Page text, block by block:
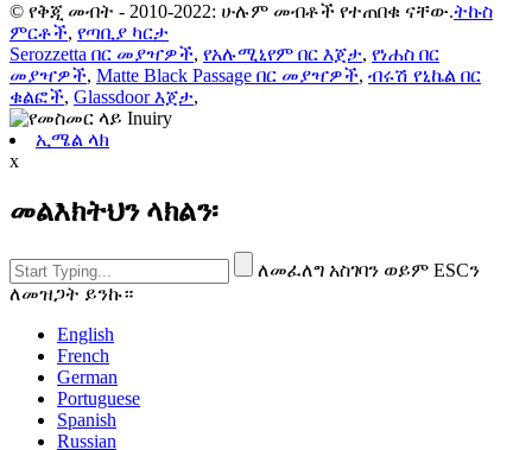
© የቅጂ መብት - 2010-2022: ሁሉም መብቶች የተጠበቁ ናቸው.ትኩስ
ምርቶች, የጣቢያ ካርታ
Serozzetta በር መያዣዎች, የአሉሚኒየም በር እጀታ, የነሐስ በር
መያዣዎች, Matte Black Passage በር መያዣዎች, ብሩሽ የኒኬል በር
ቁልፎች, Glassdoor እጀታ,
ኢሜል ላክ
x
መልእክትህን ላክልን፡
ለመፈለግ አስገባን ወይም ESCን
ለመዝጋት ይንኩ።
English
French
German
Portuguese
Spanish
Russian